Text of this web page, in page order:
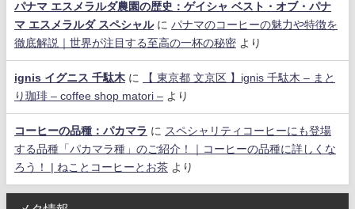
パナマ エスメラルダ農園の歴史：ゲイシャ ベスト・オブ・パナ
マ エスメラルダ スペシャルに パナマのコーヒーの魅力や特徴を
徹底解説｜世界が注目する至高の一杯の秘密 より
ignis イグニス 千駄木に
【 東京都 文京区 】ignis 千駄木 – まと
り珈琲 – coffee shop matori – より
コーヒーの品種：パカマラ に スペシャリティコーヒーにも登場
する品種「パカマラ種」のご紹介！｜コーヒーの品種に詳しくな
ろう！ | ねことコーヒーとお茶 より